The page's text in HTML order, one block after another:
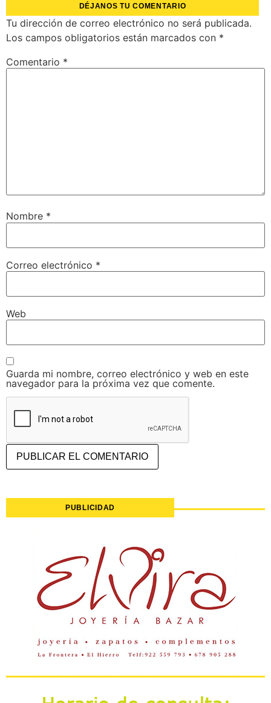
DÉJANOS TU COMENTARIO
Tu dirección de correo electrónico no será publicada.
Los campos obligatorios están marcados con *
Comentario *
Nombre *
Correo electrónico *
Web
Guarda mi nombre, correo electrónico y web en este
navegador para la próxima vez que comente.
PUBLICIDAD